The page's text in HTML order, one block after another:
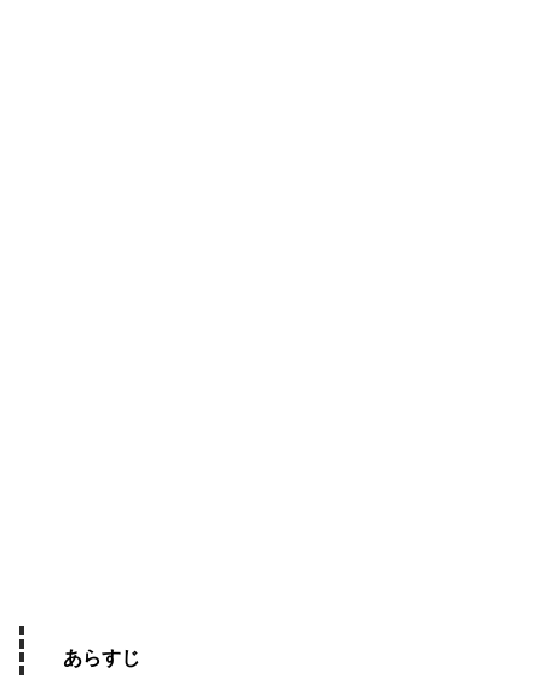
あらすじ